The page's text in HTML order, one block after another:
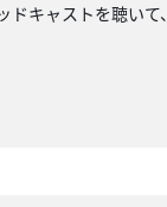
キャストを聴い